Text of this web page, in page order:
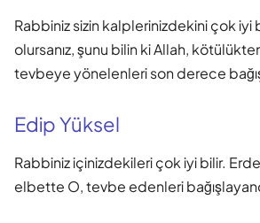
Rabbiniz sizin kalplerinizdekini çok iyi
olursanız, şunu bilin ki Allah,
tevbeye yönelenleri son derece
Edip Yüksel
Rabbiniz içinizdekileri çok iyi bilir.
elbette O, tevbe edenleri